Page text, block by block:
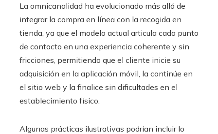
La omnicanalidad ha evolucionado más allá de
integrar la compra en línea con la recogida en
tienda, ya que el modelo actual articula cada punto
de contacto en una experiencia coherente y sin
fricciones, permitiendo que el cliente inicie su
adquisición en la aplicación móvil, la continúe en
el sitio web y la finalice sin dificultades en el
establecimiento físico.
Algunas prácticas ilustrativas podrían incluir lo